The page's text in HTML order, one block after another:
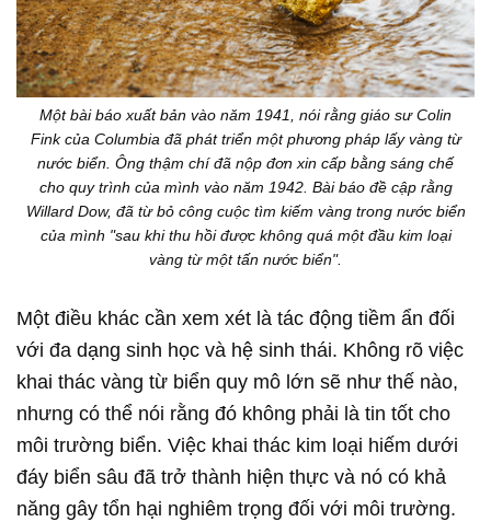
Một bài báo xuất bản vào năm 1941, nói rằng giáo sư Colin
Fink của Columbia đã phát triển một phương pháp lấy vàng từ
nước biển. Ông thậm chí đã nộp đơn xin cấp bằng sáng chế
cho quy trình của mình vào năm 1942. Bài báo đề cập rằng
Willard Dow, đã từ bỏ công cuộc tìm kiếm vàng trong nước biển
của mình "sau khi thu hồi được không quá một đầu kim loại
vàng từ một tấn nước biển".
Một điều khác cần xem xét là tác động tiềm ẩn đối
với đa dạng sinh học và hệ sinh thái. Không rõ việc
khai thác vàng từ biển quy mô lớn sẽ như thế nào,
nhưng có thể nói rằng đó không phải là tin tốt cho
môi trường biển. Việc khai thác kim loại hiếm dưới
đáy biển sâu đã trở thành hiện thực và nó có khả
năng gây tổn hại nghiêm trọng đối với môi trường.